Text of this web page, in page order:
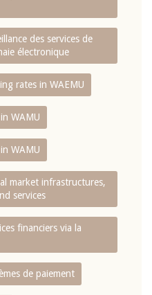
des services de
électronique
rates in WAEMU
WAMU
WAMU
market infrastructures,
services
financiers via la
de paiement